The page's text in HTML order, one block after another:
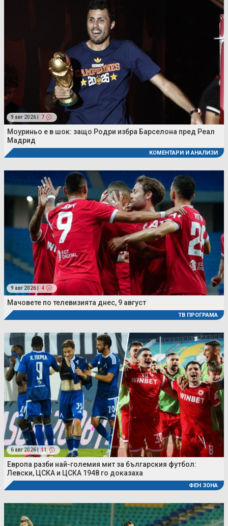
9 авг 2026 | 7
Моуриньо е в шок: защо Родри избра Барселона пред Реал
Мадрид
КОМЕНТАРИ И АНАЛИЗИ
9 авг 2026 | 4
Мачовете по телевизията днес, 9 август
ТВ ПРОГРАМА
6 авг 2026 | 11
Европа разби най-големия мит за българския футбол:
Левски, ЦСКА и ЦСКА 1948 го доказаха
ФЕН ЗОНА